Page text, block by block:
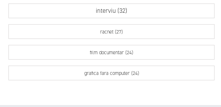
interviu (32)
racnet (27)
film documentar (24)
grafica fara computer (24)